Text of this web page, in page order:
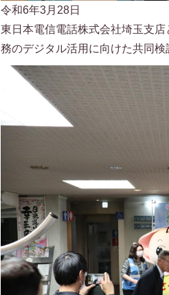
令和6年3月28日
東日本電信電話株式会社埼玉支
務のデジタル活用に向けた共同